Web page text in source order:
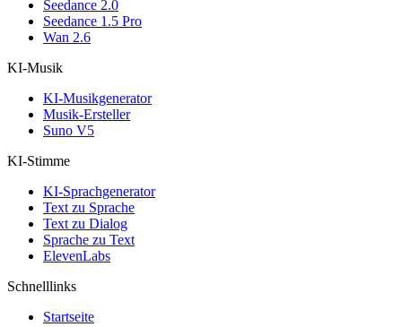
Seedance 2.0
Seedance 1.5 Pro
Wan 2.6
KI-Musik
KI-Musikgenerator
Musik-Ersteller
Suno V5
KI-Stimme
KI-Sprachgenerator
Text zu Sprache
Text zu Dialog
Sprache zu Text
ElevenLabs
Schnelllinks
Startseite